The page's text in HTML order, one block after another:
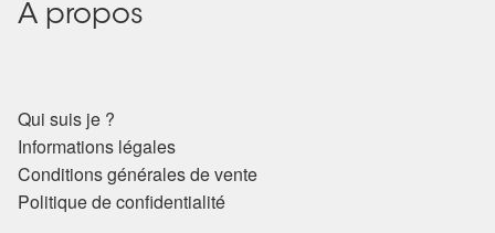
A propos
Qui suis je ?
Informations légales
Conditions générales de vente
Politique de confidentialité